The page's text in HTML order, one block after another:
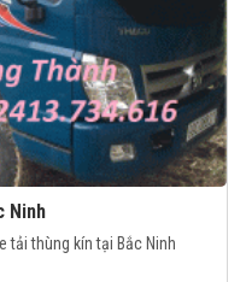
Ninh
tải thùng kín tại Bắc Ninh